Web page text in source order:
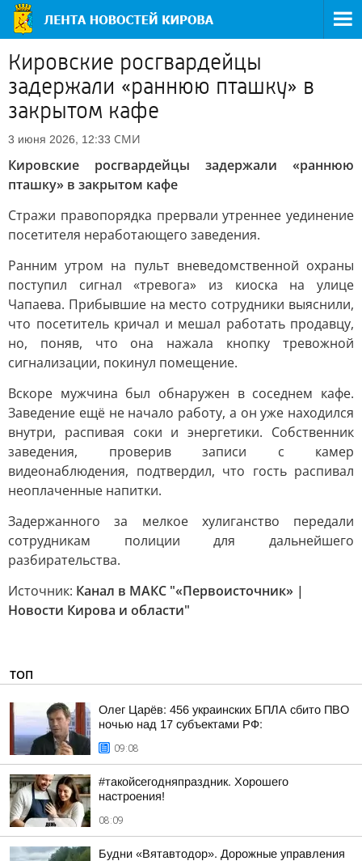
Кировские росгвардейцы
задержали «раннюю пташку» в
закрытом кафе
3 июня 2026, 12:33 СМИ
Кировские росгвардейцы задержали «раннюю
пташку» в закрытом кафе
Стражи правопорядка прервали утреннее уединение
посетителя неработающего заведения.
Ранним утром на пульт вневедомственной охраны
поступил сигнал «тревога» из киоска на улице
Чапаева. Прибывшие на место сотрудники выяснили,
что посетитель кричал и мешал работать продавцу,
но, поняв, что она нажала кнопку тревожной
сигнализации, покинул помещение.
Вскоре мужчина был обнаружен в соседнем кафе.
Заведение ещё не начало работу, а он уже находился
внутри, распивая соки и энергетики. Собственник
заведения, проверив записи с камер
видеонаблюдения, подтвердил, что гость распивал
неоплаченные напитки.
Задержанного за мелкое хулиганство передали
сотрудникам полиции для дальнейшего
разбирательства.
Источник: Канал в МАКС "«Первоисточник» |
Новости Кирова и области"
ТОП
Олег Царёв: 456 украинских БПЛА сбито ПВО
ночью над 17 субъектами РФ:
09:08
#такойсегодняпраздник. Хорошего
настроения!
08:09
Будни «Вятавтодор». Дорожные управления